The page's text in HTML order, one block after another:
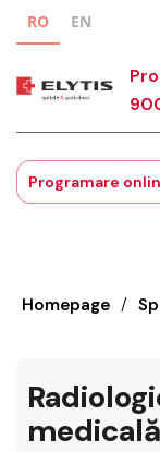
RO EN
Programare
Homepage /